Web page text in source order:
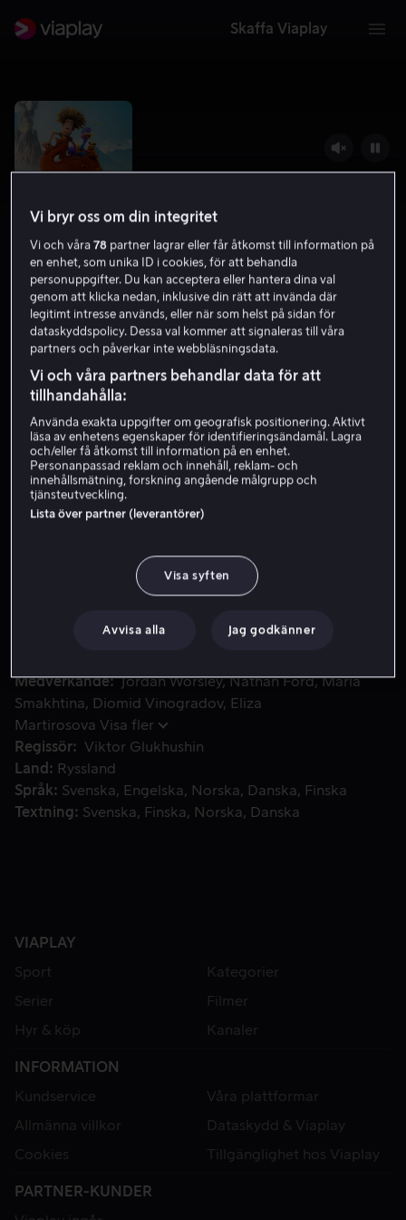
Skaffa Viaplay
Maracuda
5.7 Familjefilm Animation 2025
7 år
HD
Skaffa Viaplay
Maracuda är son till sin stams ledare, och kämpar för att
Maracuda är son till sin stams ledare, och kämpar för att
leva upp till hans förväntningar. När han beger sig in i en
magiska fågeln Tink, och tillsammans ger de sig ut på
Medverkande
Jordan Worsley Nathan Ford Maria
Smakhtina
Diomid Vinogradov
Eliza
Martirosova Visa fler
Regissör
Viktor Glukhushin
Land
Ryssland
Språk
Svenska Engelska Norska Danska
Finska
Textning
Svenska Finska Norska Danska
VIAPLAY
Sport
Kategorier
Serier
Filmer
Hyr & köp
Kanaler
INFORMATION
Kundservice
Våra plattformar
Allmänna villkor
Dataskydd & Viaplay
Cookies
Tillgänglighet hos Viaplay
PARTNER-KUNDER
Vi bryr oss om din integritet
Vi och våra78 partner lagrar eller får åtkomst till information på
en enhet, som unika ID i cookies, för att behandla
personuppgifter. Du kan acceptera eller hantera dina val
genom att klicka nedan, inklusive din rätt att invända där
legitimt intresse används, eller när som helst på sidan för
dataskyddspolicy. Dessa val kommer att signaleras till våra
partners och påverkar inte webbläsningsdata.
Vi och våra partners behandlar data för att
tillhandahålla:
Använda exakta uppgifter om geografisk positionering. Aktivt
läsa av enhetens egenskaper för identifieringsändamål. Lagra
och/eller få åtkomst till information på en enhet.
Personanpassad reklam och innehåll, reklam- och
innehållsmätning, forskning angående målgrupp och
tjänsteutveckling.
Lista över partner (leverantörer)
Visa syften
Avvisa alla Jag godkänner